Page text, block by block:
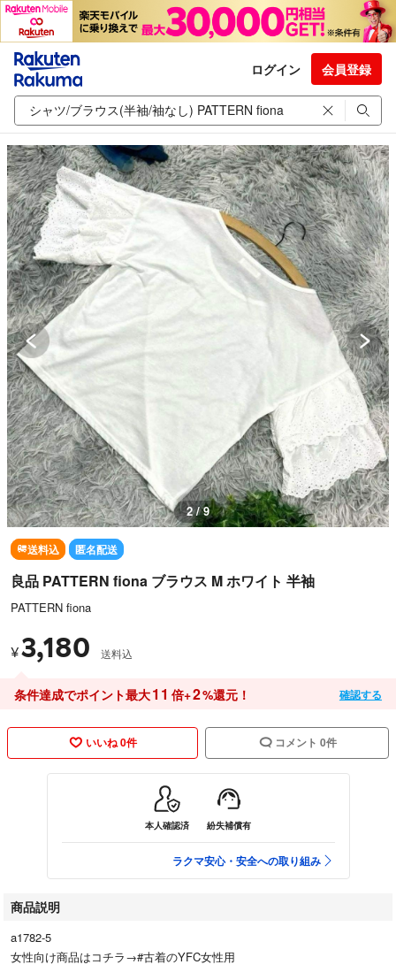
ログイン 会員登録
2 / 9
送料込 匿名配送
良品 PATTERN fiona ブラウス M ホワイト 半袖
PATTERN fiona
¥3,180 送料込
条件達成でポイント最大11 倍+2%還元！ 確認する
いいね 0件 コメント 0件
本人確認済 紛失補償有
ラクマ安心・安全への取り組み
商品説明
a1782-5
女性向け商品はコチラ→#古着のYFC女性用